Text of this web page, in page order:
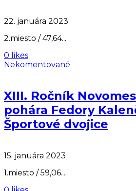
22. januára 2023
2.miesto / 47,64...
0 likes
Nekomentované
XIII. Ročník
pohára Fedory
Športové dvojice
15. januára 2023
1.miesto / 59,06...